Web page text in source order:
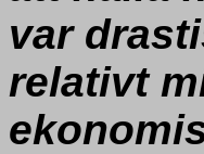
var
relativt